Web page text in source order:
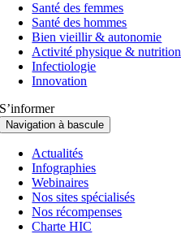
Santé des femmes
Santé des hommes
Bien vieillir & autonomie
Activité physique & nutrition
Infectiologie
Innovation
S’informer
Navigation à bascule
Actualités
Infographies
Webinaires
Nos sites spécialisés
Nos récompenses
Charte HIC